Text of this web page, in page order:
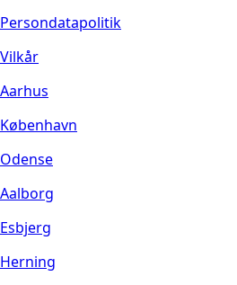
Persondatapolitik
Vilkår
Aarhus
København
Odense
Aalborg
Esbjerg
Herning